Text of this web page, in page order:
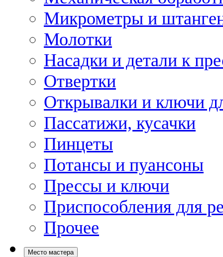
Микрометры и
Молотки
Насадки и детали к
Отвертки
Открывалки и ключи
Пассатижи, кусачки
Пинцеты
Потансы и пуансоны
Прессы и ключи
Приспособления для
Прочее
Место мастера